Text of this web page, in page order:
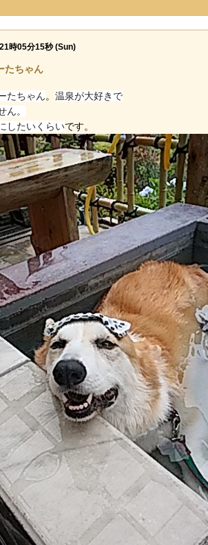
時05分15秒 (Sun)
たちゃん
たちゃん。 温泉が大好きで
ん。
したいくらいです。